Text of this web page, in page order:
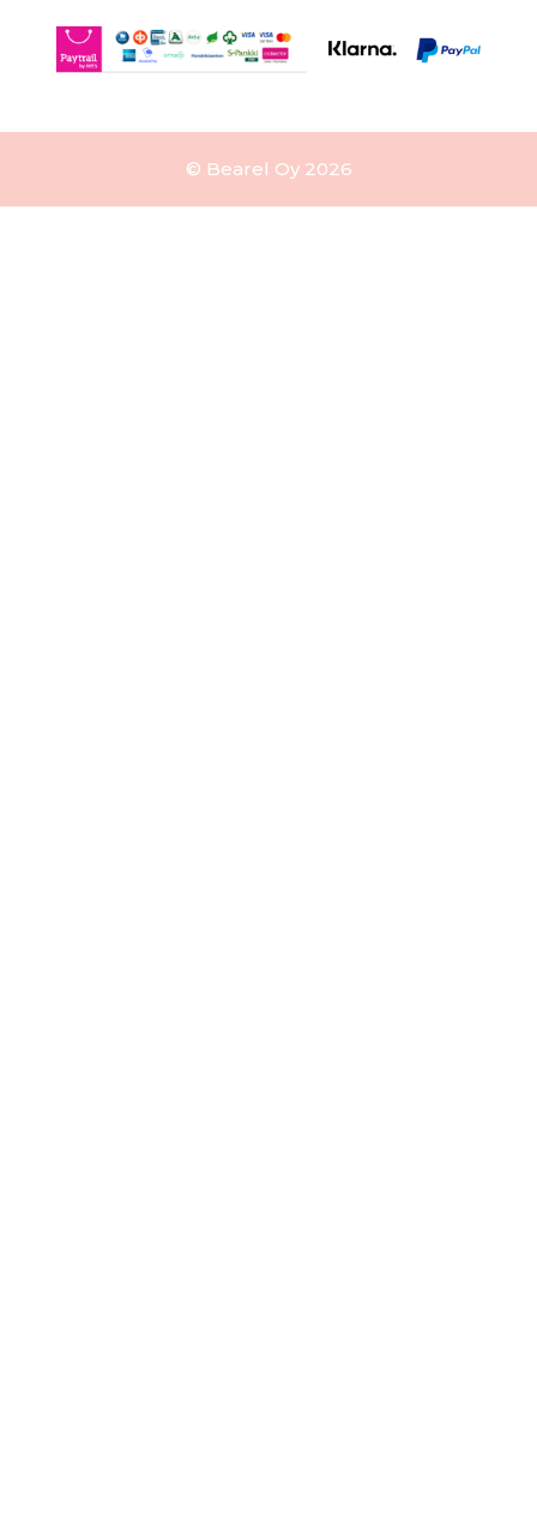
© Bearel Oy 2026